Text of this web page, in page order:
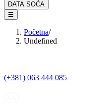
DATA SOĆA
☰
Početna/
Undefined
(+381) 063 444 085